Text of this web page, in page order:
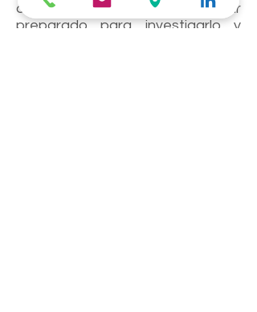
detectar el fraude y estar
preparado para investigarlo y